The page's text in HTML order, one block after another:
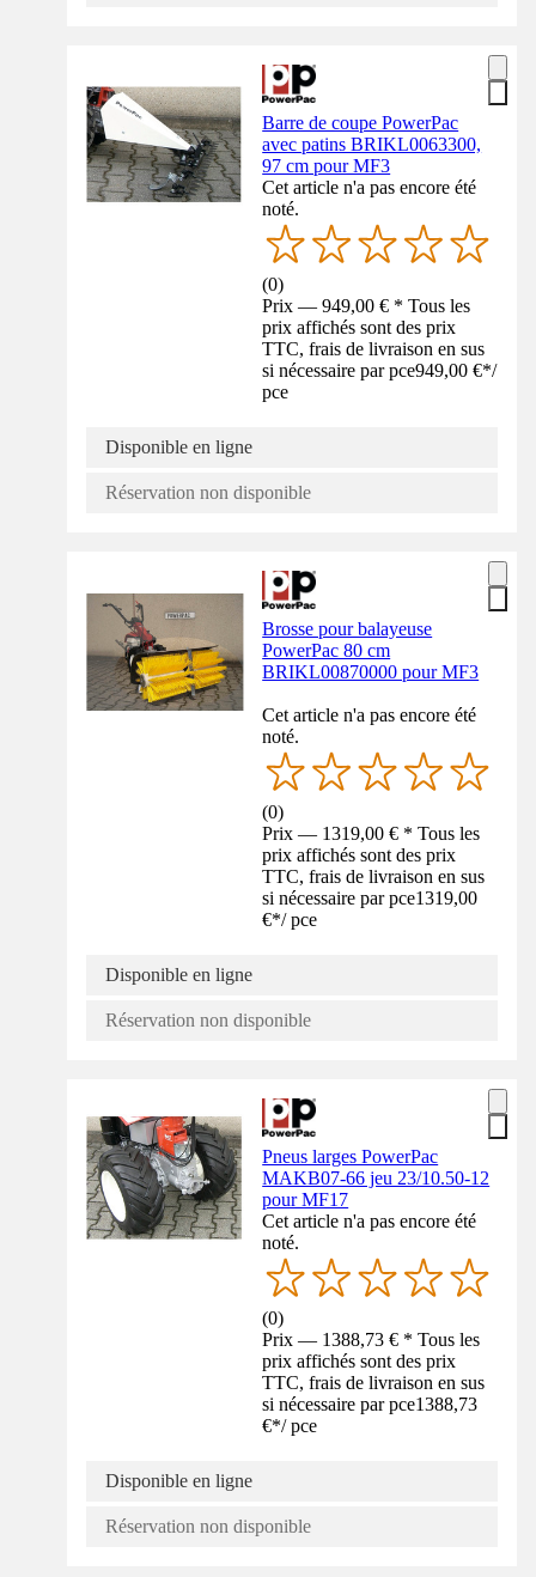
Barre de coupe PowerPac
avec patins BRIKL0063300,
97 cm pour MF3
Cet article n'a pas encore été
noté.
(0)
Prix — 949,00 € * Tous les
prix affichés sont des prix
TTC, frais de livraison en sus
si nécessaire par pce949,00 €*/
pce
Disponible en ligne
Réservation non disponible
Brosse pour balayeuse
PowerPac 80 cm
BRIKL00870000 pour MF3
Cet article n'a pas encore été
noté.
(0)
Prix — 1319,00 € * Tous les
prix affichés sont des prix
TTC, frais de livraison en sus
si nécessaire par pce1319,00
€*/ pce
Disponible en ligne
Réservation non disponible
Pneus larges PowerPac
MAKB07-66 jeu 23/10.50-12
pour MF17
Cet article n'a pas encore été
noté.
(0)
Prix — 1388,73 € * Tous les
prix affichés sont des prix
TTC, frais de livraison en sus
si nécessaire par pce1388,73
€*/ pce
Disponible en ligne
Réservation non disponible